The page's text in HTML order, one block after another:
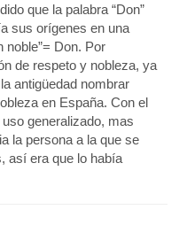
que la palabra “Don”
sus orígenes en una
noble”= Don. Por
de respeto y nobleza, ya
antigüedad nombrar
en España. Con el
generalizado, mas
la persona a la que se
así era que lo había